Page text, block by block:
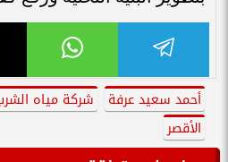
أحمد سعيد عرفة شركة مياه
الأقصر